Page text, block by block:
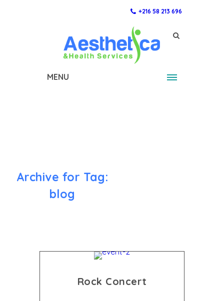
+216 58 213 696
MENU
Archive for Tag:
blog
Rock Concert